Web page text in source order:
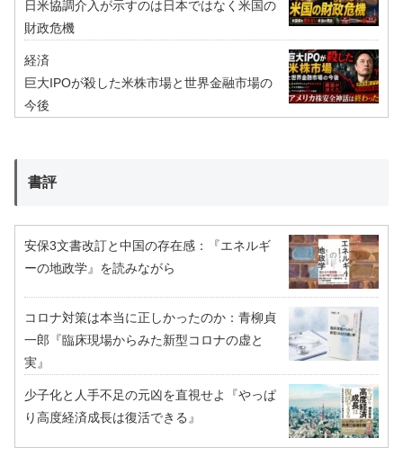
日米協調介入が示すのは日本ではなく米国の
財政危機
経済
巨大IPOが殺した米株市場と世界金融市場の
今後
書評
安保3文書改訂と中国の存在感：『エネルギ
ーの地政学』を読みながら
コロナ対策は本当に正しかったのか：青柳貞
一郎『臨床現場からみた新型コロナの虚と
実』
少子化と人手不足の元凶を直視せよ『やっぱ
り高度経済成長は復活できる』